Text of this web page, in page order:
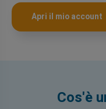
Apri il mio account
Cos'è